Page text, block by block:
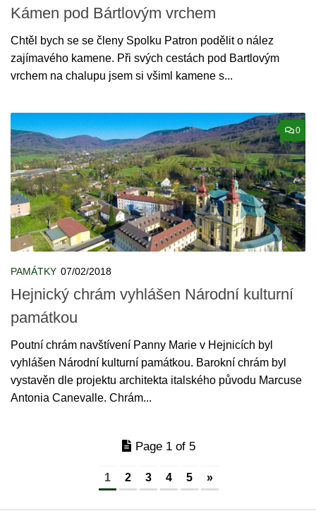
Kámen pod Bártlovým vrchem
Chtěl bych se se členy Spolku Patron podělit o nález
zajímavého kamene. Při svých cestách pod Bartlovým
vrchem na chalupu jsem si všiml kamene s...
0
PAMÁTKY 07/02/2018
Hejnický chrám vyhlášen Národní kulturní
památkou
Poutní chrám navštívení Panny Marie v Hejnicích byl
vyhlášen Národní kulturní památkou. Barokní chrám byl
vystavěn dle projektu architekta italského původu Marcuse
Antonia Canevalle. Chrám...
Page 1 of 5
1 2 3 4 5 »